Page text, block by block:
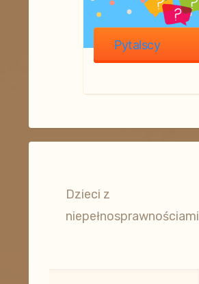
Pytalscy
Dzieci z
niepełnosprawnościami